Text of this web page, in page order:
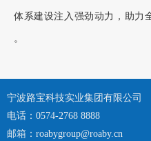
体系建设注入强劲动力，助力
。
宁波路宝科技实业集团有限公司
电话：0574-2768 8888
邮箱：roabygroup@roaby.cn